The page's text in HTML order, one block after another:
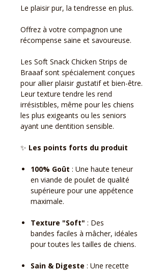
Le plaisir pur, la tendresse en plus.
Offrez à votre compagnon une
récompense saine et savoureuse.
Les Soft Snack Chicken Strips de
Braaaf sont spécialement conçues
pour allier plaisir gustatif et bien-être.
Leur texture tendre les rend
irrésistibles, même pour les chiens
les plus exigeants ou les seniors
ayant une dentition sensible.
✨ Les points forts du produit
100% Goût : Une haute teneur
en viande de poulet de qualité
supérieure pour une appétence
maximale.
Texture "Soft" : Des
bandes faciles à mâcher, idéales
pour toutes les tailles de chiens.
Sain & Digeste : Une recette